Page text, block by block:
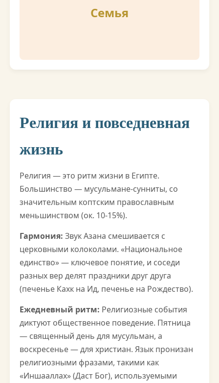
Семья
Религия и повседневная
жизнь
Религия — это ритм жизни в Египте.
Большинство — мусульмане-сунниты, со
значительным коптским православным
меньшинством (ок. 10-15%).
Гармония: Звук Азана смешивается с
церковными колоколами. «Национальное
единство» — ключевое понятие, и соседи
разных вер делят праздники друг друга
(печенье Кахк на Ид, печенье на Рождество).
Ежедневный ритм: Религиозные события
диктуют общественное поведение. Пятница
— священный день для мусульман, а
воскресенье — для христиан. Язык пронизан
религиозными фразами, такими как
«Иншааллах» (Даст Бог), используемыми